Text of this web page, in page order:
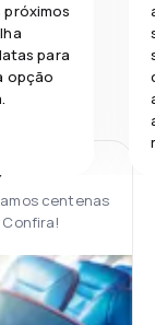
para
opção
centenas